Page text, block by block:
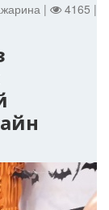
| 4165 |